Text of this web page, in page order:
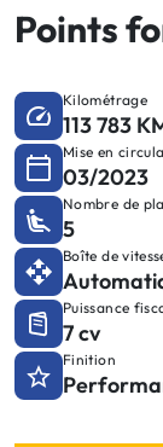
Points
Kilométrage
113 783
Mise en
03/2023
Nombre de
5
Boîte de
Puissance
7 cv
Finition